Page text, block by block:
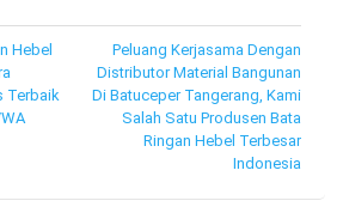
Hebel
Terbaik
Peluang Kerjasama Dengan
Distributor Material Bangunan
Di Batuceper Tangerang, Kami
Salah Satu Produsen Bata
Ringan Hebel Terbesar
Indonesia